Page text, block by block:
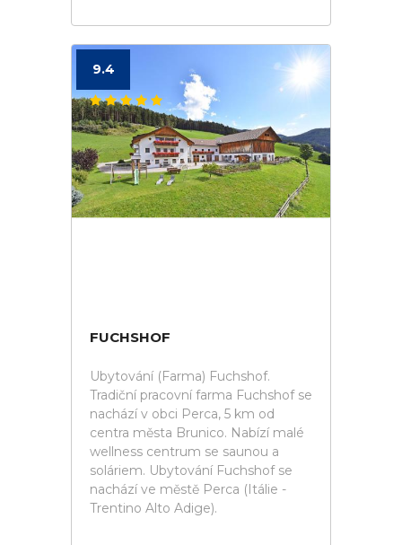
9.4
FUCHSHOF
Ubytování (Farma) Fuchshof.
Tradiční pracovní farma Fuchshof se
nachází v obci Perca, 5 km od
centra města Brunico. Nabízí malé
wellness centrum se saunou a
soláriem. Ubytování Fuchshof se
nachází ve městě Perca (Itálie -
Trentino Alto Adige).